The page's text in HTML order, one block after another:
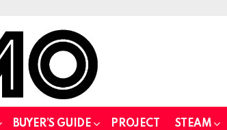
BUYER’S GUIDE PROJECT STEAM